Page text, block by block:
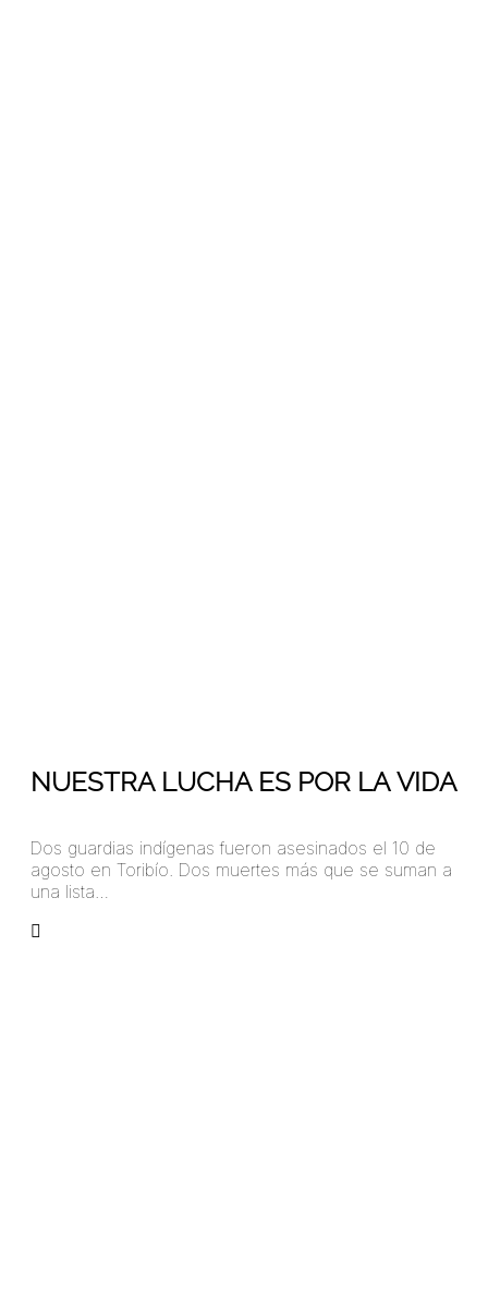
NUESTRA LUCHA ES POR LA VIDA
Dos guardias indígenas fueron asesinados el 10 de
agosto en Toribío. Dos muertes más que se suman a
una lista…